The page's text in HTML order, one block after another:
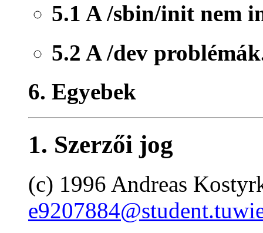
5.1 A /sbin/init nem
5.2 A /dev
6. Egyebek
1. Szerzői jog
(c) 1996 Andreas